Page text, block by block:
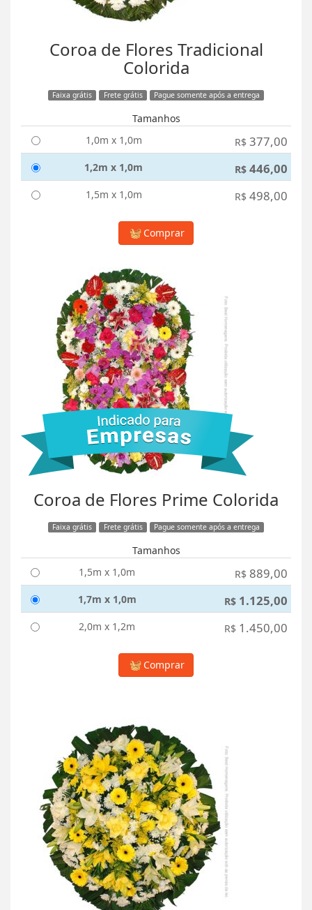
Coroa de Flores Tradicional
Colorida
Faixa grátis Frete grátis Pague somente após a entrega
Tamanhos
1,0m x 1,0m
R$ 377,00
1,2m x 1,0m R$ 446,00
1,5m x 1,0m R$ 498,00
Comprar
Coroa de Flores Prime Colorida
Faixa grátis Frete grátis Pague somente após a entrega
Tamanhos
1,5m x 1,0m
R$ 889,00
1,7m x 1,0m R$ 1.125,00
2,0m x 1,2m R$ 1.450,00
Comprar